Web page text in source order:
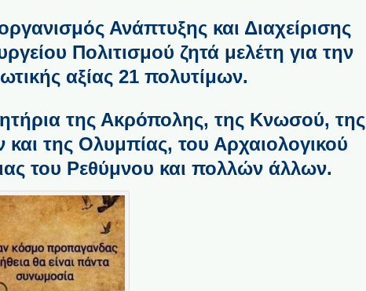
Ανάπτυξης και Διαχείρισης
Πολιτισμού ζητά μελέτη για την
αξίας 21 πολυτίμων.
της Ακρόπολης, της Κνωσού, της
της Ολυμπίας, του Αρχαιολογικού
του Ρεθύμνου και πολλών άλλων.